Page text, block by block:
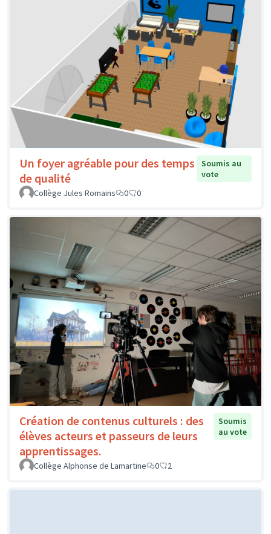
Un foyer agréable pour des temps
de qualité
Soumis au
vote
Collège Jules Romains
0 0
Création de contenus culturels : des
élèves acteurs et passeurs de leurs
apprentissages.
Soumis
au vote
Collège Alphonse de Lamartine 0 2